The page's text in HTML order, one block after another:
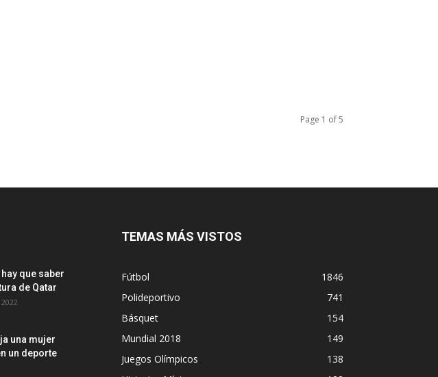
Page 1 of 5
que saber
de Qatar
una mujer
un deporte
TEMAS MÁS VISTOS
Fútbol
1846
Polideportivo
741
Básquet
154
Mundial 2018
149
Juegos Olímpicos
138